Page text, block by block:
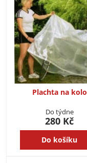
Plachta na kolo
Do týdne
280 Kč
Do košíku